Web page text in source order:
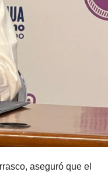
aseguró que el